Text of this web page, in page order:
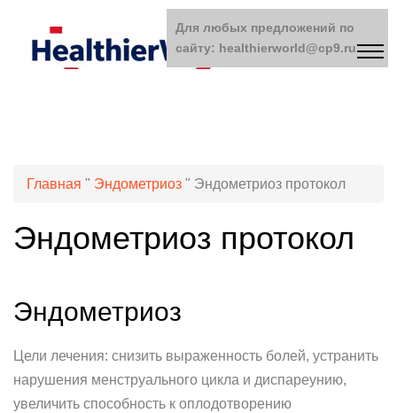
Главная " Эндометриоз " Эндометриоз протокол
Эндометриоз протокол
Эндометриоз
Цели лечения: снизить выраженность болей, устранить
нарушения менструального цикла и диспареунию,
увеличить способность к оплодотворению
Для любых предложений по
сайту: healthierworld@cp9.ru